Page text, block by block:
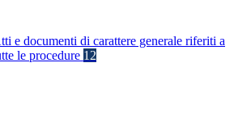
e documenti di carattere generale riferiti a
le procedure 12